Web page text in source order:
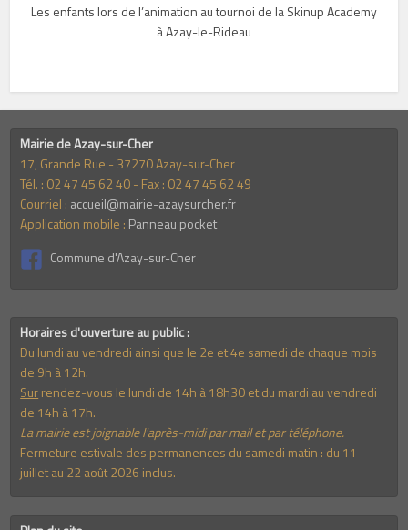
Les enfants lors de l’animation au tournoi de la Skinup Academy
à Azay-le-Rideau
Mairie de Azay-sur-Cher
17, Grande Rue - 37270 Azay-sur-Cher
Tél. : 02 47 45 62 40 - Fax : 02 47 45 62 49
Courriel : accueil@mairie-azaysurcher.fr
Application mobile : Panneau pocket
Commune d'Azay-sur-Cher
Horaires d'ouverture au public :
Du lundi au vendredi ainsi que le 2e et 4e samedi de chaque mois
de 9h à 12h.
Surrendez-vous le lundi de 14h à 18h30 et du mardi au vendredi
de 14h à 17h.
La mairie est joignable l'après-midi par mail et par téléphone.
Fermeture estivale des permanences du samedi matin : du 11
juillet au 22 août 2026 inclus.